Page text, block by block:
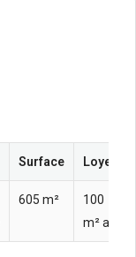
Surface Loyer
605 m²
100  HT
m² an